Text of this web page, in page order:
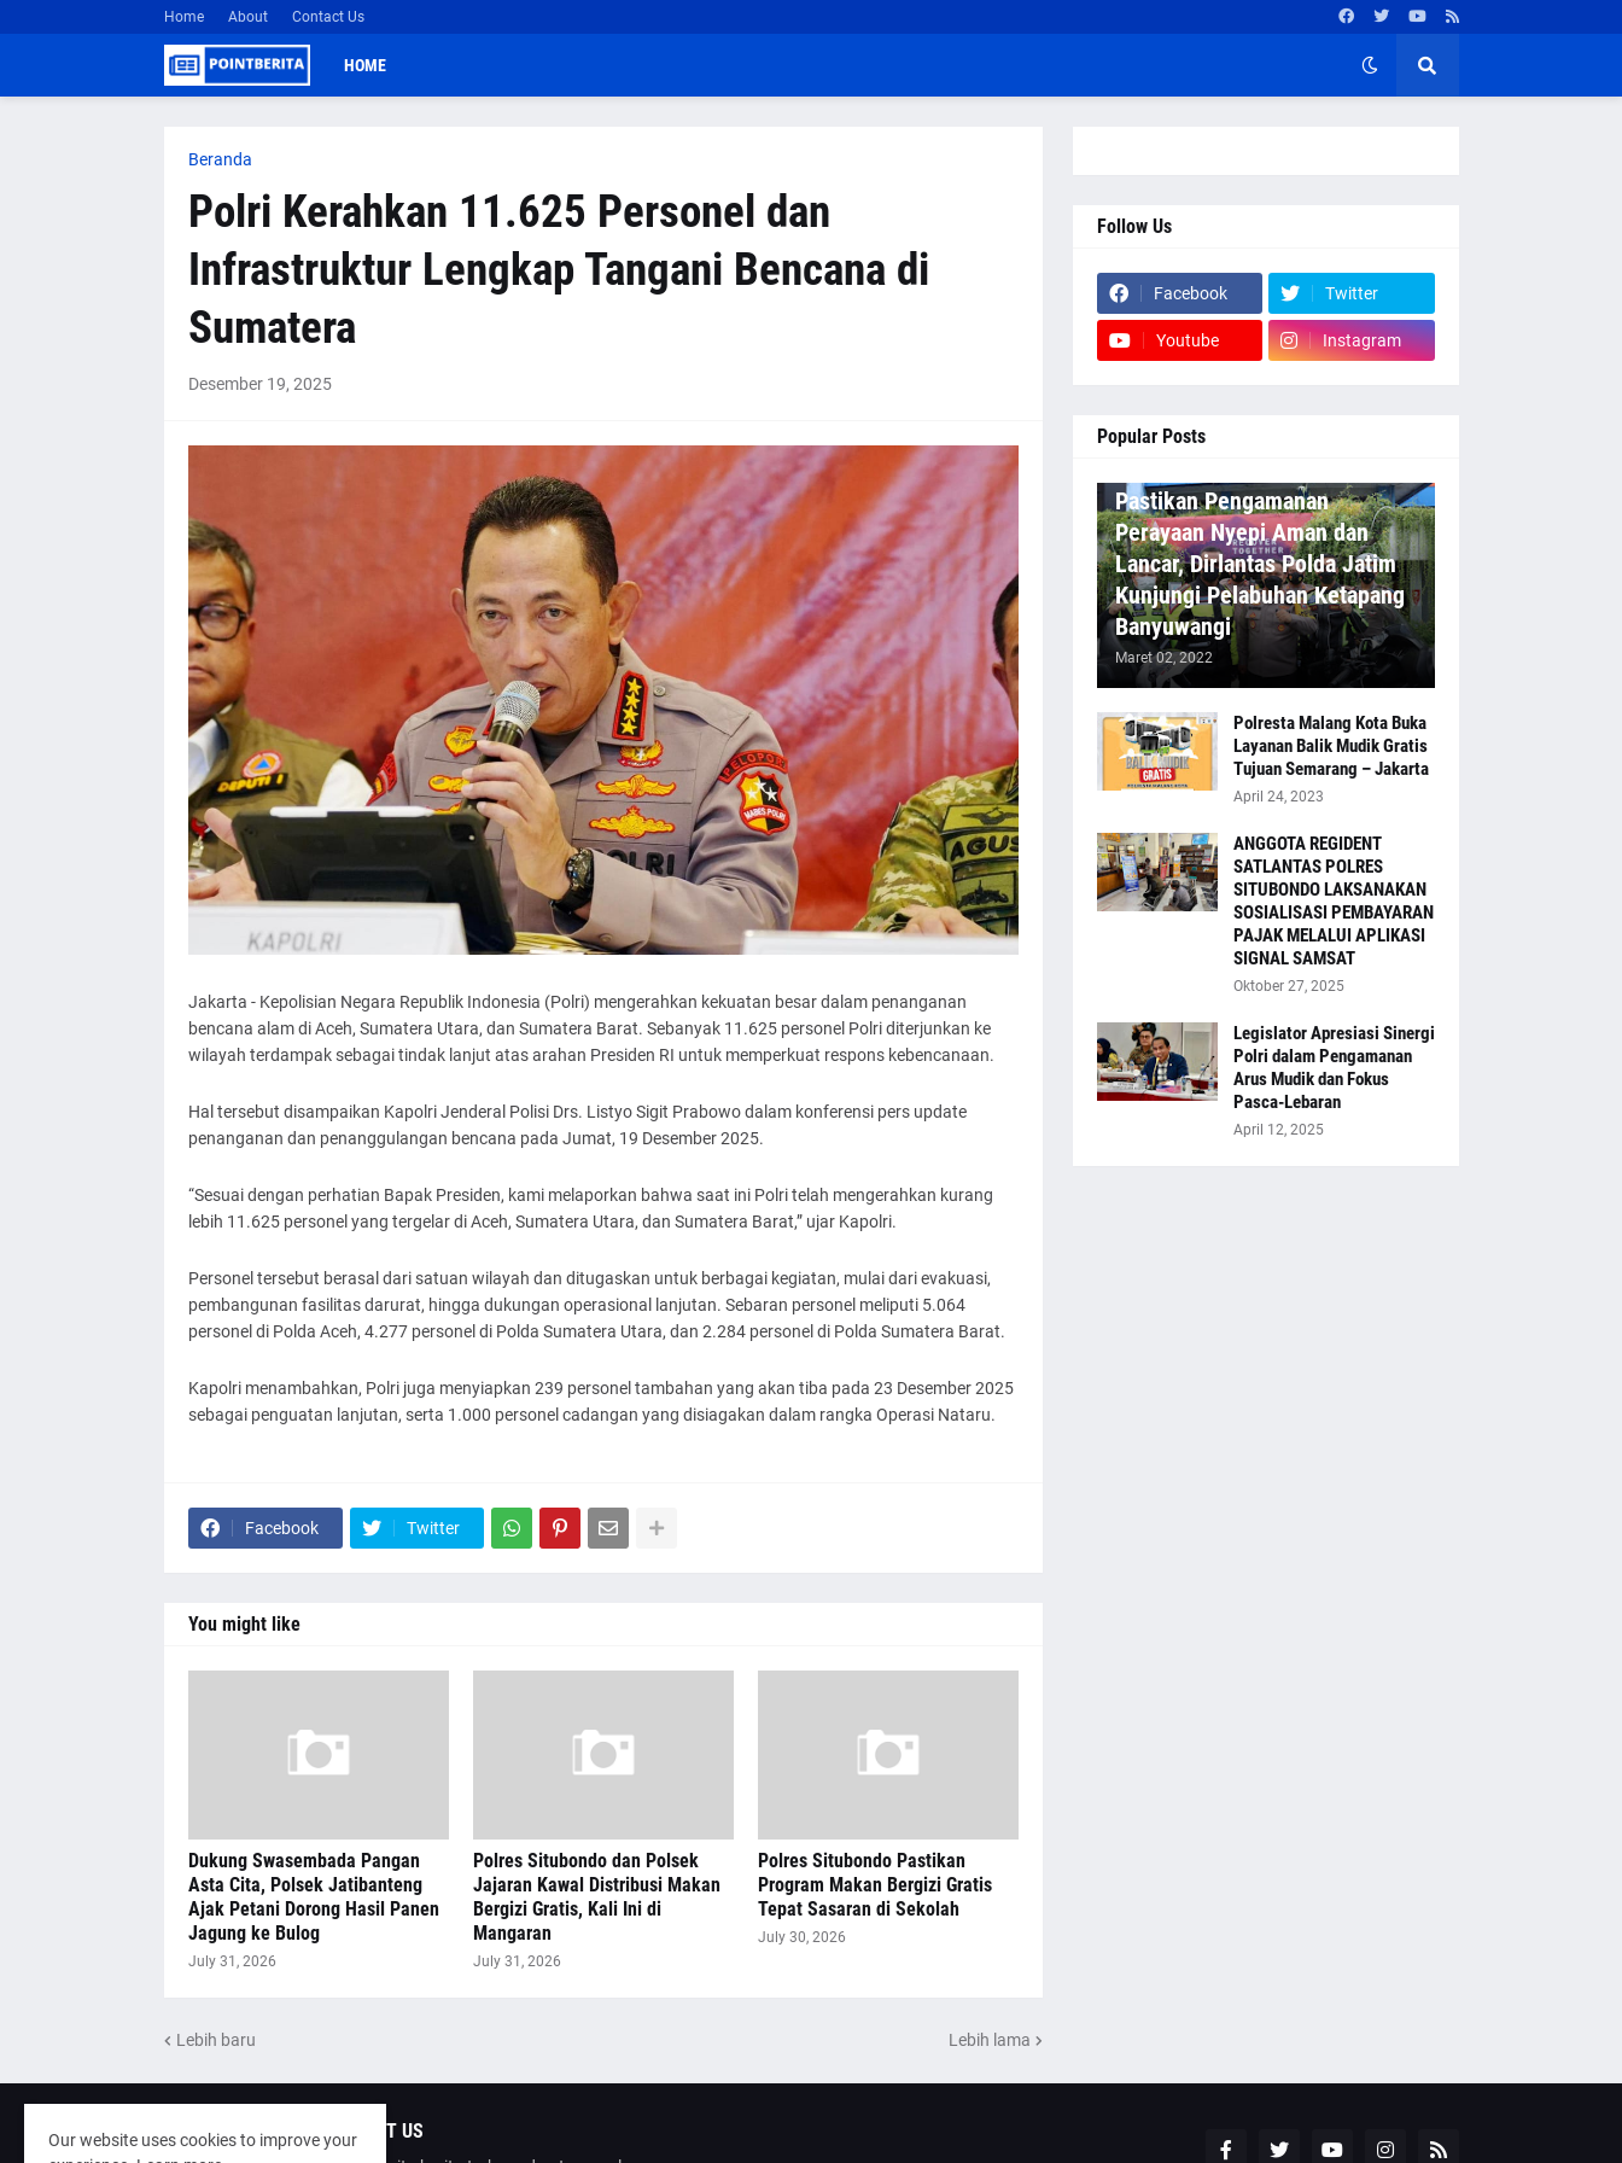
Home About Contact Us
HOME
Beranda
Polri Kerahkan 11.625 Personel dan
Infrastruktur Lengkap Tangani Bencana di
Sumatera
Desember 19, 2025
Jakarta - Kepolisian Negara Republik Indonesia (Polri) mengerahkan kekuatan besar dalam penanganan
bencana alam di Aceh, Sumatera Utara, dan Sumatera Barat. Sebanyak 11.625 personel Polri diterjunkan ke
wilayah terdampak sebagai tindak lanjut atas arahan Presiden RI untuk memperkuat respons kebencanaan.
Hal tersebut disampaikan Kapolri Jenderal Polisi Drs. Listyo Sigit Prabowo dalam konferensi pers update
penanganan dan penanggulangan bencana pada Jumat, 19 Desember 2025.
“Sesuai dengan perhatian Bapak Presiden, kami melaporkan bahwa saat ini Polri telah mengerahkan kurang
lebih 11.625 personel yang tergelar di Aceh, Sumatera Utara, dan Sumatera Barat,” ujar Kapolri.
Personel tersebut berasal dari satuan wilayah dan ditugaskan untuk berbagai kegiatan, mulai dari evakuasi,
pembangunan fasilitas darurat, hingga dukungan operasional lanjutan. Sebaran personel meliputi 5.064
personel di Polda Aceh, 4.277 personel di Polda Sumatera Utara, dan 2.284 personel di Polda Sumatera Barat.
Kapolri menambahkan, Polri juga menyiapkan 239 personel tambahan yang akan tiba pada 23 Desember 2025
sebagai penguatan lanjutan, serta 1.000 personel cadangan yang disiagakan dalam rangka Operasi Nataru.
Facebook Twitter
You might like
Dukung Swasembada Pangan
Asta Cita, Polsek Jatibanteng
Ajak Petani Dorong Hasil Panen
Jagung ke Bulog
July 31, 2026
Polres Situbondo dan Polsek
Jajaran Kawal Distribusi Makan
Bergizi Gratis, Kali Ini di
Mangaran
July 31, 2026
Polres Situbondo Pastikan
Program Makan Bergizi Gratis
Tepat Sasaran di Sekolah
July 30, 2026
Lebih baru Lebih lama
Follow Us
Facebook Twitter
Youtube Instagram
Popular Posts
Pastikan Pengamanan
Perayaan Nyepi Aman dan
Lancar, Dirlantas Polda Jatim
Kunjungi Pelabuhan Ketapang
Banyuwangi
Maret 02, 2022
Polresta Malang Kota Buka
Layanan Balik Mudik Gratis
Tujuan Semarang – Jakarta
April 24, 2023
ANGGOTA REGIDENT
SATLANTAS POLRES
SITUBONDO LAKSANAKAN
SOSIALISASI PEMBAYARAN
PAJAK MELALUI APLIKASI
SIGNAL SAMSAT
Oktober 27, 2025
Legislator Apresiasi Sinergi
Polri dalam Pengamanan
Arus Mudik dan Fokus
Pasca-Lebaran
April 12, 2025
ABOUT US
Our website uses cookies to improve your